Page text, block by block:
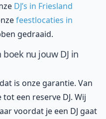
DJ’s in Friesland
feestlocaties in
gedraaid.
nu jouw DJ in
is onze garantie. Van
een reserve DJ. Wij
voordat je een DJ gaat